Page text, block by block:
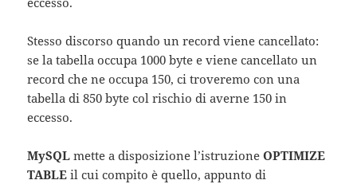
Stesso discorso quando un record viene cancellato:
se la tabella occupa 1000 byte e viene cancellato un
record che ne occupa 150, ci troveremo con una
tabella di 850 byte col rischio di averne 150 in
eccesso.
MySQL mette a disposizione l’istruzioneOPTIMIZE
TABLE il cui compito è quello, appunto di